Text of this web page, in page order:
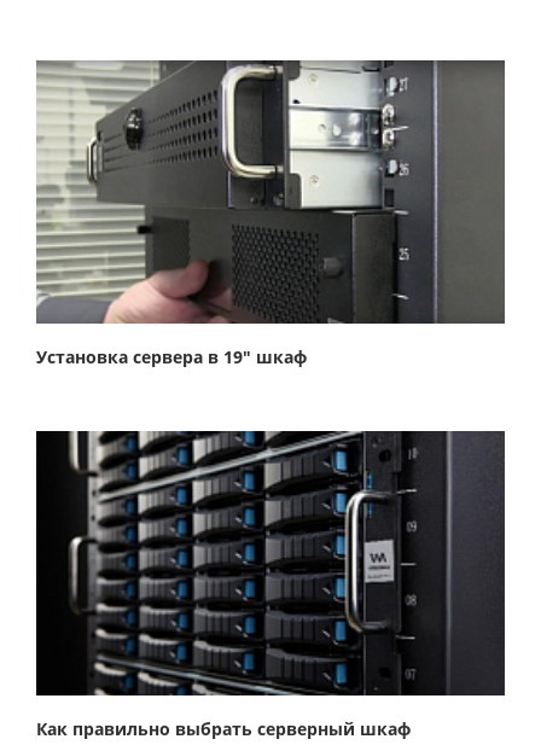
Установка сервера в 19" шкаф
Как правильно выбрать серверный шкаф